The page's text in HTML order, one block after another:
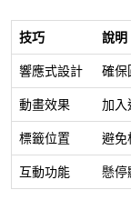
技巧 說明
響應式設計 確保
動畫效果 加入
標籤位置 避免
互動功能 懸停